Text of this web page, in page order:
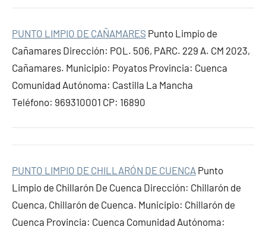
PUNTO LIMPIO DE CAÑAMARES Punto Limpio de
Cañamares Dirección: POL. 506, PARC. 229 A. CM 2023,
Cañamares. Municipio: Poyatos Provincia: Cuenca
Comunidad Autónoma: Castilla La Mancha
Teléfono: 969310001 CP: 16890
PUNTO LIMPIO DE CHILLARÓN DE CUENCA Punto
Limpio de Chillarón De Cuenca Dirección: Chillarón de
Cuenca, Chillarón de Cuenca. Municipio: Chillarón de
Cuenca Provincia: Cuenca Comunidad Autónoma: